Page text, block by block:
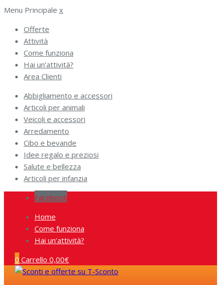
Menu Principale x
Offerte
Attività
Come funziona
Hai un’attività?
Area Clienti
Abbigliamento e accessori
Articoli per animali
Veicoli e accessori
Arredamento
Cibo e bevande
Idee regalo e preziosi
Salute e bellezza
Articoli per infanzia
Facebook
Home
Come funziona
Hai un’attività?
0 Carrello 0,00€